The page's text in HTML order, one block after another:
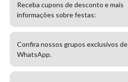
Receba cupons de desconto e mais
informações sobre festas:
Confira nossos grupos exclusivos de
WhatsApp.